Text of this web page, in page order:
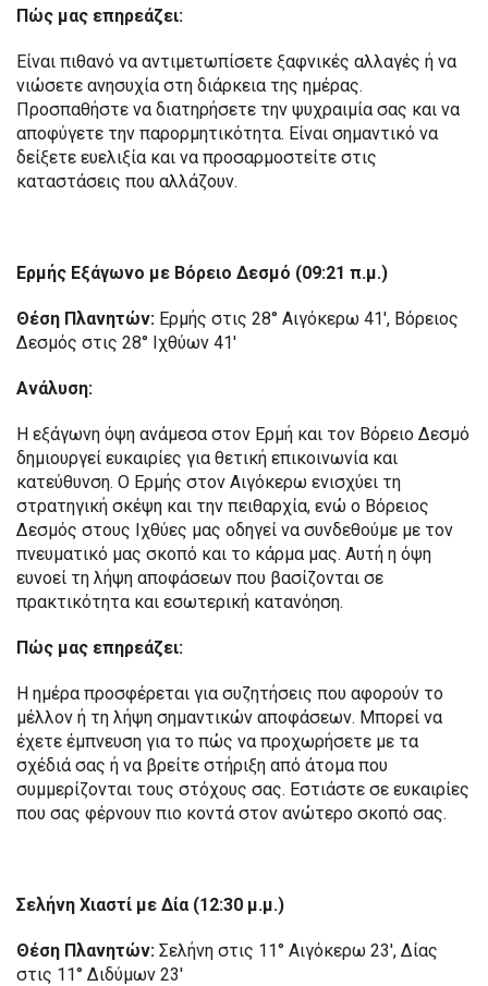
Πώς μας επηρεάζει:
Είναι πιθανό να αντιμετωπίσετε ξαφνικές αλλαγές ή να
νιώσετε ανησυχία στη διάρκεια της ημέρας.
Προσπαθήστε να διατηρήσετε την ψυχραιμία σας και να
αποφύγετε την παρορμητικότητα. Είναι σημαντικό να
δείξετε ευελιξία και να προσαρμοστείτε στις
καταστάσεις που αλλάζουν.
Ερμής Εξάγωνο με Βόρειο Δεσμό (09:21 π.μ.)
Θέση Πλανητών: Ερμής στις 28° Αιγόκερω 41′, Βόρειος
Δεσμός στις 28° Ιχθύων 41′
Ανάλυση:
Η εξάγωνη όψη ανάμεσα στον Ερμή και τον Βόρειο Δεσμό
δημιουργεί ευκαιρίες για θετική επικοινωνία και
κατεύθυνση. Ο Ερμής στον Αιγόκερω ενισχύει τη
στρατηγική σκέψη και την πειθαρχία, ενώ ο Βόρειος
Δεσμός στους Ιχθύες μας οδηγεί να συνδεθούμε με τον
πνευματικό μας σκοπό και το κάρμα μας. Αυτή η όψη
ευνοεί τη λήψη αποφάσεων που βασίζονται σε
πρακτικότητα και εσωτερική κατανόηση.
Πώς μας επηρεάζει:
Η ημέρα προσφέρεται για συζητήσεις που αφορούν το
μέλλον ή τη λήψη σημαντικών αποφάσεων. Μπορεί να
έχετε έμπνευση για το πώς να προχωρήσετε με τα
σχέδιά σας ή να βρείτε στήριξη από άτομα που
συμμερίζονται τους στόχους σας. Εστιάστε σε ευκαιρίες
που σας φέρνουν πιο κοντά στον ανώτερο σκοπό σας.
Σελήνη Χιαστί με Δία (12:30 μ.μ.)
Θέση Πλανητών: Σελήνη στις 11° Αιγόκερω 23′, Δίας
στις 11° Διδύμων 23′